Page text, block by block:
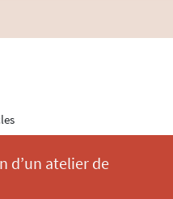
d’un atelier de